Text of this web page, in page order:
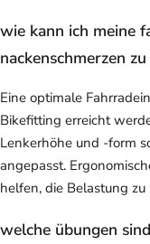
wie kann ich meine
nackenschmerzen
Eine optimale
Bikefitting erreicht
Lenkerhöhe und -form
angepasst.
helfen, die Belastung zu
welche übungen